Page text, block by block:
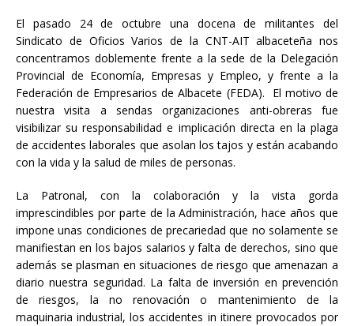
El pasado 24 de octubre una docena de militantes del
Sindicato de Oficios Varios de la CNT-AIT albaceteña nos
concentramos doblemente frente a la sede de la Delegación
Provincial de Economía, Empresas y Empleo, y frente a la
Federación de Empresarios de Albacete (FEDA). El motivo de
nuestra visita a sendas organizaciones anti-obreras fue
visibilizar su responsabilidad e implicación directa en la plaga
de accidentes laborales que asolan los tajos y están acabando
con la vida y la salud de miles de personas.
La Patronal, con la colaboración y la vista gorda
imprescindibles por parte de la Administración, hace años que
impone unas condiciones de precariedad que no solamente se
manifiestan en los bajos salarios y falta de derechos, sino que
además se plasman en situaciones de riesgo que amenazan a
diario nuestra seguridad. La falta de inversión en prevención
de riesgos, la no renovación o mantenimiento de la
maquinaria industrial, los accidentes in itinere provocados por